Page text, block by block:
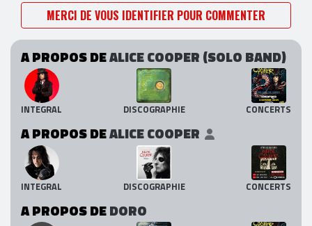
MERCI DE VOUS IDENTIFIER POUR COMMENTER
A PROPOS DEALICE COOPER (SOLO BAND)
INTEGRAL DISCOGRAPHIE CONCERTS
A PROPOS DEALICE COOPER
INTEGRAL DISCOGRAPHIE CONCERTS
A PROPOS DEDORO